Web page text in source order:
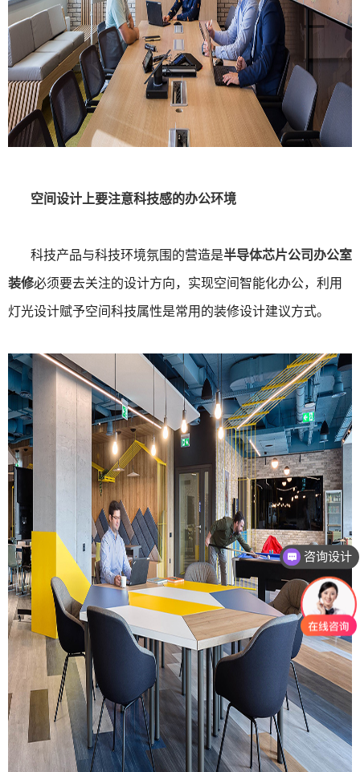
空间设计上要注意科技感的办公环境
科技产品与科技环境氛围的营造是半导体芯片公司办公室
装修必须要去关注的设计方向，实现空间智能化办公，利用
灯光设计赋予空间科技属性是常用的装修设计建议方式。
咨询设计